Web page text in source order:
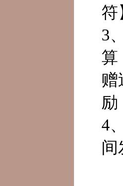
符
3
算
赠
励
4
间